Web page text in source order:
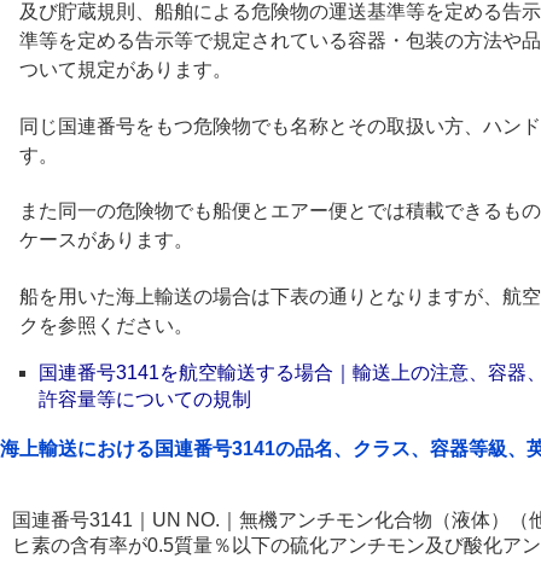
及び貯蔵規則、船舶による危険物の運送基準等を定める告
準等を定める告示等で規定されている容器・包装の方法や
ついて規定があります。
同じ国連番号をもつ危険物でも名称とその取扱い方、ハン
す。
また同一の危険物でも船便とエアー便とでは積載できるも
ケースがあります。
船を用いた海上輸送の場合は下表の通りとなりますが、航
クを参照ください。
国連番号3141を航空輸送する場合｜輸送上の注意、容器
許容量等についての規制
海上輸送における国連番号3141の品名、クラス、容器等級、
国連番号3141｜UN NO.｜無機アンチモン化合物（液体）（
ヒ素の含有率が0.5質量％以下の硫化アンチモン及び酸化ア